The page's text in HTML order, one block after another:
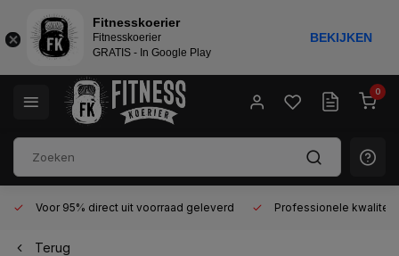
0
Voor 95% direct uit voorraad geleverd Professionele kwaliteit
Terug
Fitnesskoerier
Fitnesskoerier
GRATIS - In Google Play
BEKIJKEN